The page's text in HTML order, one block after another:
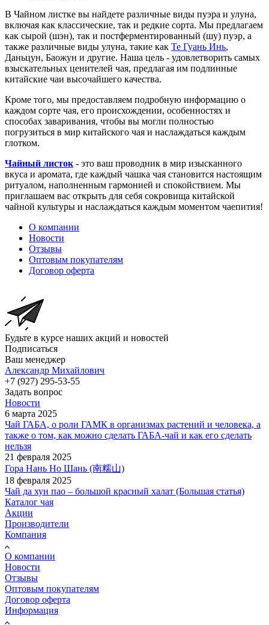
В Чайном листке вы найдете различные виды пуэра и улуна,
включая как классические, так и редкие сорта. Мы предлагаем
как сырой (шэн), так и постферментированный (шу) пуэр, а
также различные виды улуна, такие как Те Гуань Инь,
Даньцун, Баожун и другие. Наша цель - удовлетворить самых
взыскательных ценителей чая, предлагая им подлинные
китайские чаи высочайшего качества.
Кроме того, мы предоставляем подробную информацию о
каждом сорте чая, его происхождении, особенностях и
способах заваривания, чтобы вы могли полностью
погрузиться в мир китайского чая и наслаждаться каждым
глотком.
Чайный листок - это ваш проводник в мир изысканного
вкуса и аромата, где каждый чашка чая становится настоящим
ритуалом, наполненным гармонией и спокойствием. Мы
приглашаем вас открыть для себя сокровища китайской
чайной культуры и наслаждаться каждым моментом чаепития!
О компании
Новости
Отзывы
Оптовым покупателям
Договор оферта
Будьте в курсе наших акций и новостей
Подписаться
Ваш менеджер
Александр Михайлович
+7 (927) 295-53-55
Задать вопрос
Новости
6 марта 2025
Чай ГАБА, о роли ГАМК в организмах растений и человека, а
также о том, как можно сделать ГАБА-чай и как его сделать
нельзя
21 февраля 2025
Гора Нань Но Шань (南糯山)
18 февраля 2025
Чай да хун пао – большой красный халат (Большая статья)
Каталог чая
Акции
Производители
Компания
О компании
Новости
Отзывы
Оптовым покупателям
Договор оферта
Информация